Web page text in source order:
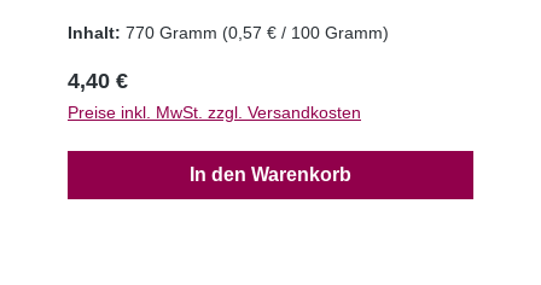
Inhalt: 770 Gramm (0,57 € / 100 Gramm)
4,40 €
Preise inkl. MwSt. zzgl. Versandkosten
In den Warenkorb